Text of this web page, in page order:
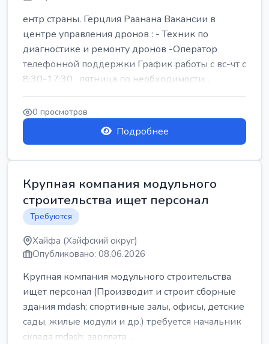
ентр страны. Герцлия Раанана Вакансии в
центре управления дронов : - Техник по
диагностике и ремонту дронов -Оператор
телефонной поддержки График работы с вс-чт с
8:30-17:30 , пятница по необходимости...
0 просмотров
Подробнее
Крупная компания модульного
строительства ищет персонал
Требуются
Хайфа (Хайфский округ)
Опубликовано: 08.06.2026
Крупная компания модульного строительства
ищет персонал (Производит и строит сборные
здания mdash; спортивные залы, офисы, детские
сады, жилые модули и др.) требуется начальник
склада mdash; зарплата ...